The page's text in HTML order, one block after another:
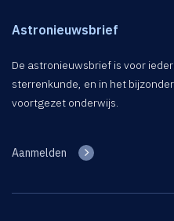
Astronieuwsbrief
De astronieuwsbrief is voor
sterrenkunde, en in het
voortgezet onderwijs.
Aanmelden